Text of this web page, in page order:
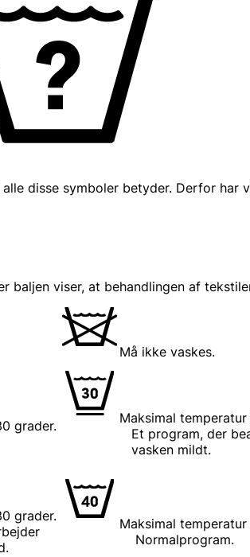
disse symboler betyder. Derfor har
baljen viser, at behandlingen af
Må ikke vaskes.
grader.
Maksimal
Et program, der
vasken mildt.
grader.
Maksimal
Normalprogram.